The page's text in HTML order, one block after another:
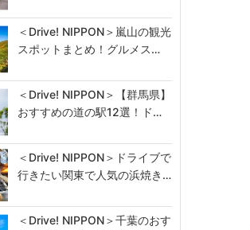
＜Drive! NIPPON＞嵐山の観光
スポットまとめ！グルメス…
＜Drive! NIPPON＞【群馬県】
おすすめの道の駅12選！ド…
＜Drive! NIPPON＞ドライブで
行きたい関東で人気の浜焼き…
＜Drive! NIPPON＞千葉のおす